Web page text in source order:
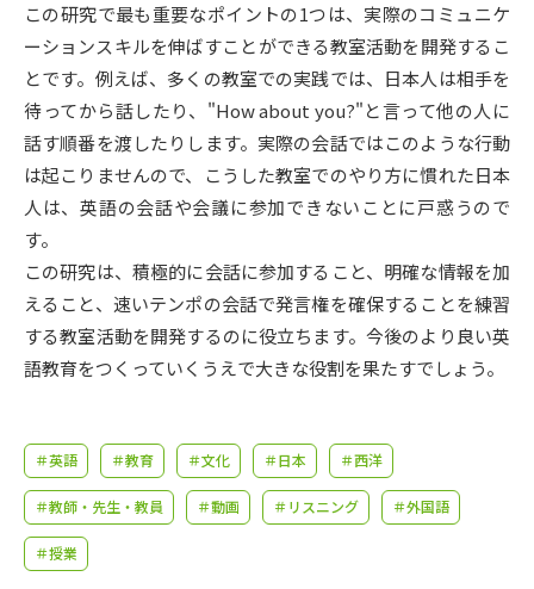
志望校・出願校を調べる
併願校選び 受験スケジュールを立てよう
先輩が入学を決めた理由 テレメール全国一斉進学調査
新生活お役立ちガイド
学問発見 学問検索
学問のミニ講義「夢ナビ講義」 学問分野解説
学問の教科書
この研究で最も重要なポイントの1つは、実際のコミュニケ
ーションスキルを伸ばすことができる教室活動を開発するこ
とです。例えば、多くの教室での実践では、日本人は相手を
待ってから話したり、"How about you?"と言って他の人に
話す順番を渡したりします。実際の会話ではこのような行動
は起こりませんので、こうした教室でのやり方に慣れた日本
人は、英語の会話や会議に参加できないことに戸惑うので
す。
この研究は、積極的に会話に参加すること、明確な情報を加
えること、速いテンポの会話で発言権を確保することを練習
する教室活動を開発するのに役立ちます。今後のより良い英
語教育をつくっていくうえで大きな役割を果たすでしょう。
＃英語 ＃教育 ＃文化 ＃日本 ＃西洋
＃教師・先生・教員 ＃動画 ＃リスニング ＃外国語
＃授業